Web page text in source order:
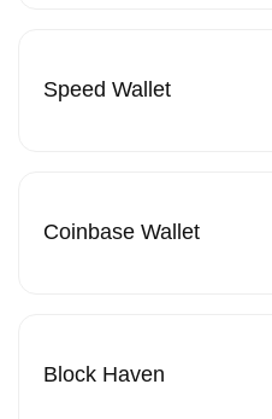
Speed Wallet
Coinbase Wallet
Block Haven